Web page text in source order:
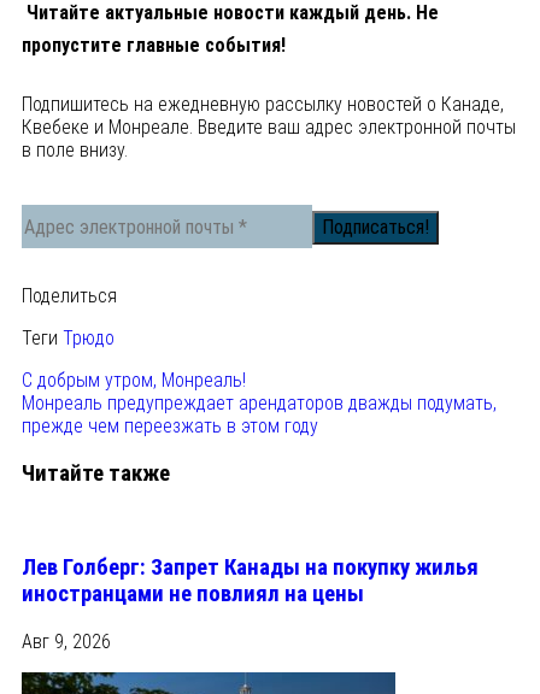
Читайте актуальные новости каждый день. Не
пропустите главные события!
Подпишитесь на ежедневную рассылку новостей о Канаде,
Квебеке и Монреале. Введите ваш адрес электронной почты
в поле внизу.
Поделиться
Теги Трюдо
С добрым утром, Монреаль!
Монреаль предупреждает арендаторов дважды подумать,
прежде чем переезжать в этом году
Читайте также
Лев Голберг: Запрет Канады на покупку жилья
иностранцами не повлиял на цены
Авг 9, 2026